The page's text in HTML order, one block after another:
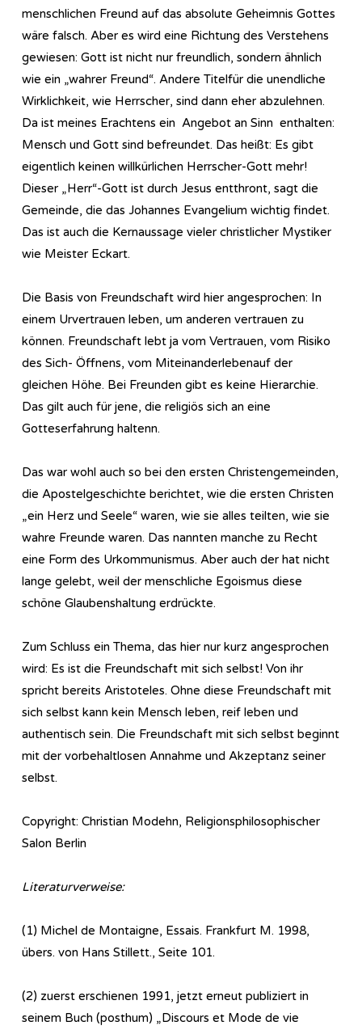
menschlichen Freund auf das absolute Geheimnis Gottes
wäre falsch. Aber es wird eine Richtung des Verstehens
gewiesen: Gott ist nicht nur freundlich, sondern ähnlich
wie ein „wahrer Freund“. Andere Titelfür die unendliche
Wirklichkeit, wie Herrscher, sind dann eher abzulehnen.
Da ist meines Erachtens ein Angebot an Sinn enthalten:
Mensch und Gott sind befreundet. Das heißt: Es gibt
eigentlich keinen willkürlichen Herrscher-Gott mehr!
Dieser „Herr“-Gott ist durch Jesus entthront, sagt die
Gemeinde, die das Johannes Evangelium wichtig findet.
Das ist auch die Kernaussage vieler christlicher Mystiker
wie Meister Eckart.
Die Basis von Freundschaft wird hier angesprochen: In
einem Urvertrauen leben, um anderen vertrauen zu
können. Freundschaft lebt ja vom Vertrauen, vom Risiko
des Sich- Öffnens, vom Miteinanderlebenauf der
gleichen Höhe. Bei Freunden gibt es keine Hierarchie.
Das gilt auch für jene, die religiös sich an eine
Gotteserfahrung haltenn.
Das war wohl auch so bei den ersten Christengemeinden,
die Apostelgeschichte berichtet, wie die ersten Christen
„ein Herz und Seele“ waren, wie sie alles teilten, wie sie
wahre Freunde waren. Das nannten manche zu Recht
eine Form des Urkommunismus. Aber auch der hat nicht
lange gelebt, weil der menschliche Egoismus diese
schöne Glaubenshaltung erdrückte.
Zum Schluss ein Thema, das hier nur kurz angesprochen
wird: Es ist die Freundschaft mit sich selbst! Von ihr
spricht bereits Aristoteles. Ohne diese Freundschaft mit
sich selbst kann kein Mensch leben, reif leben und
authentisch sein. Die Freundschaft mit sich selbst beginnt
mit der vorbehaltlosen Annahme und Akzeptanz seiner
selbst.
Copyright: Christian Modehn, Religionsphilosophischer
Salon Berlin
Literaturverweise:
(1) Michel de Montaigne, Essais. Frankfurt M. 1998,
übers. von Hans Stillett., Seite 101.
(2) zuerst erschienen 1991, jetzt erneut publiziert in
seinem Buch (posthum) „Discours et Mode de vie